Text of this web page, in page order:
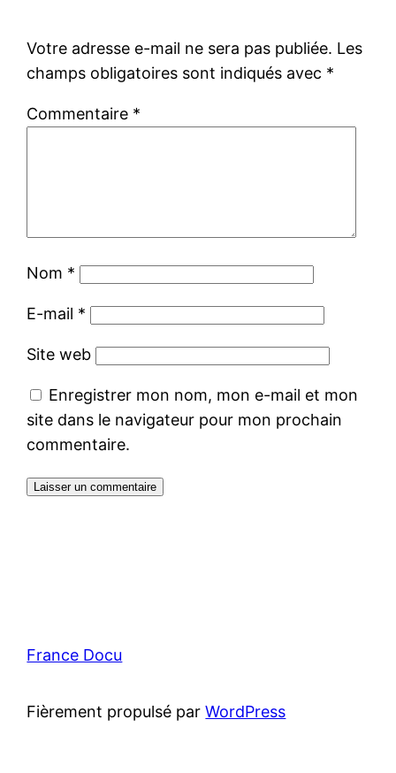
Votre adresse e-mail ne sera pas publiée. Les
champs obligatoires sont indiqués avec *
Commentaire *
Nom *
E-mail *
Site web
Enregistrer mon nom, mon e-mail et mon
site dans le navigateur pour mon prochain
commentaire.
France Docu
Fièrement propulsé parWordPress